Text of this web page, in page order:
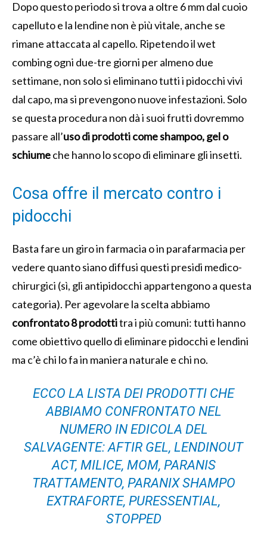
Dopo questo periodo si trova a oltre 6 mm dal cuoio
capelluto e la lendine non è più vitale, anche se
rimane attaccata al capello. Ripetendo il wet
combing ogni due-tre giorni per almeno due
settimane, non solo si eliminano tutti i pidocchi vivi
dal capo, ma si prevengono nuove infestazioni. Solo
se questa procedura non dà i suoi frutti dovremmo
passare all’usodi prodotti come shampoo, gel o
schiumeche hanno lo scopo di eliminare gli insetti.
Cosa offre il mercato contro i
pidocchi
Basta fare un giro in farmacia o in parafarmacia per
vedere quanto siano diffusi questi presidi medico-
chirurgici (sì, gli antipidocchi appartengono a questa
categoria). Per agevolare la scelta abbiamo
confrontato 8 prodottitra i più comuni: tutti hanno
come obiettivo quello di eliminare pidocchi e lendini
ma c’è chi lo fa in maniera naturale e chi no.
ECCO LA LISTA DEI PRODOTTI CHE
ABBIAMO CONFRONTATO NEL
NUMERO IN EDICOLA DEL
SALVAGENTE: AFTIR GEL, LENDINOUT
ACT, MILICE, MOM, PARANIS
TRATTAMENTO, PARANIX SHAMPO
EXTRAFORTE, PURESSENTIAL,
STOPPED